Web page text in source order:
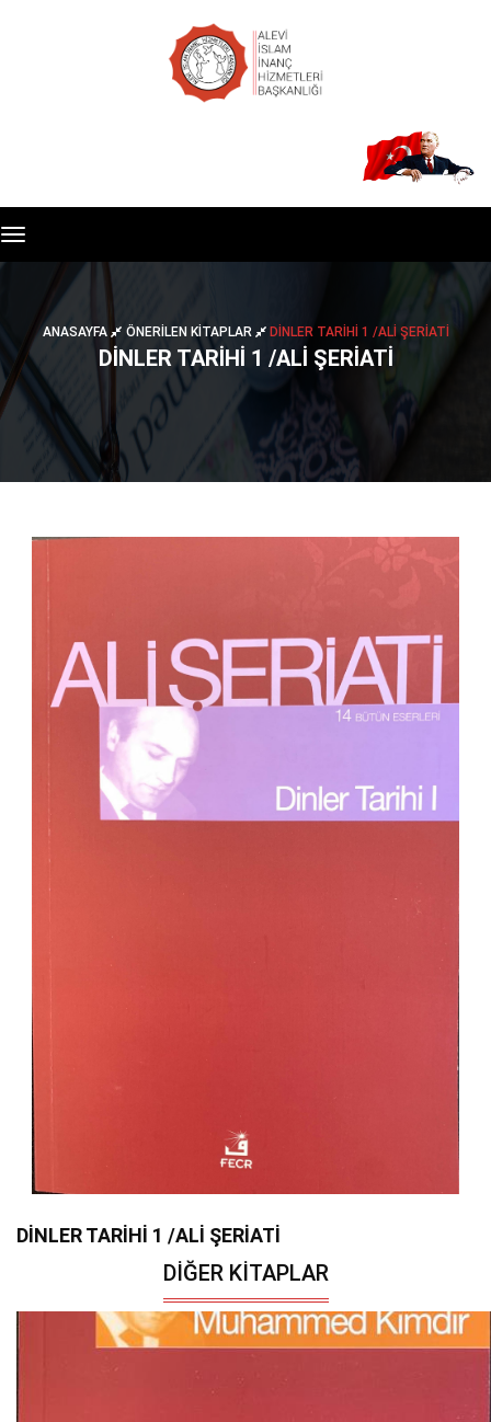
Toggle
navigation
ANASAYFA ÖNERİLEN KİTAPLAR DİNLER TARİHİ 1 /ALİ ŞERİATİ
DİNLER TARİHİ 1 /ALİ ŞERİATİ
DİNLER TARİHİ 1 /ALİ ŞERİATİ
DIĞER KITAPLAR